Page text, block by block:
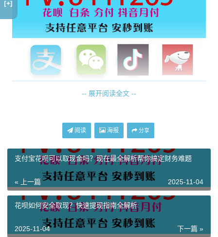
花呗本身并不是专门的“取现”工具。它的定义是为用户提供
“提现”的效果，但需要注意的是，这些操作多涉及一定的风
常见的误区之一，是认为花呗额度可以直接“取现”到银行
卡。这实际上是不可行的，因为支付宝官方并没有提供直接
提现花呗额度到银行卡的功能。所谓“取现”在严格意义上其
实是通过某些非官方或第三方渠道实现的，存在一定的风险
和不确定性，甚至可能导致账号受限或财产损失。
如何在不违规的前提下，将花呗的额度利用好、合理还款
-- 展开阅读全文 --
阅读 海报 分享
支付宝花呗可以取现金吗？现在最全解析帮你搞定财务难题
« 上一篇 2025-11-04
花呗如何安全取现？快速提现指南全解析
下一篇 »
2025-11-04
[+]